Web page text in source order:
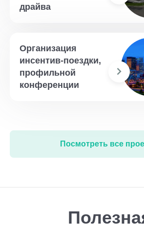
драйва
Организация
инсентив-поездки,
профильной
конференции
Посмотреть все